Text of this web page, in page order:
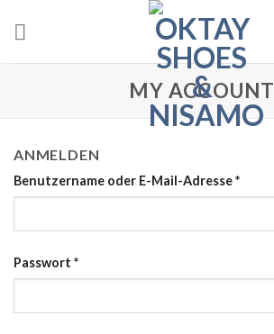
MY ACCOUNT
ANMELDEN
Benutzername oder E-Mail-Adresse*
Passwort *